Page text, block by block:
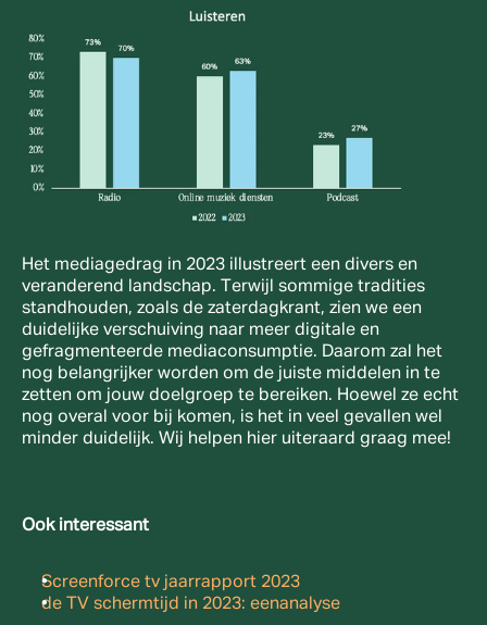
Het mediagedrag in 2023 illustreert een divers en
veranderend landschap. Terwijl sommige tradities
standhouden, zoals de zaterdagkrant, zien we een
duidelijke verschuiving naar meer digitale en
gefragmenteerde mediaconsumptie. Daarom zal het
nog belangrijker worden om de juiste middelen in te
zetten om jouw doelgroep te bereiken. Hoewel ze echt
nog overal voor bij komen, is het in veel gevallen wel
minder duidelijk. Wij helpen hier uiteraard graag mee!
Ook interessant
Screenforce tv jaarrapport 2023
de TV schermtijd in 2023: eenanalyse